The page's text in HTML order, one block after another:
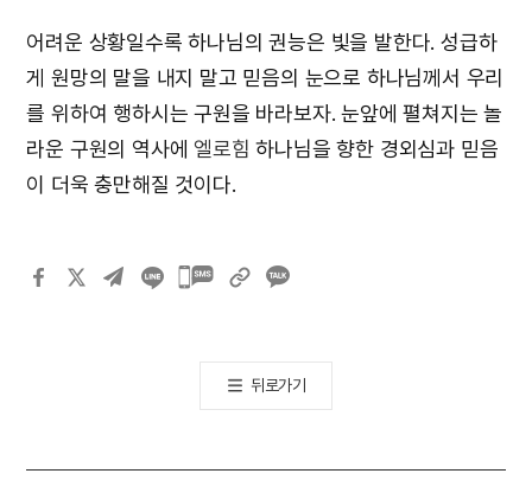
어려운 상황일수록 하나님의 권능은 빛을 발한다. 성급하
게 원망의 말을 내지 말고 믿음의 눈으로 하나님께서 우리
를 위하여 행하시는 구원을 바라보자. 눈앞에 펼쳐지는 놀
라운 구원의 역사에 엘로힘 하나님을 향한 경외심과 믿음
이 더욱 충만해질 것이다.
카카오톡
뒤로가기